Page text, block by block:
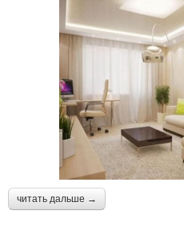
читать дальше →